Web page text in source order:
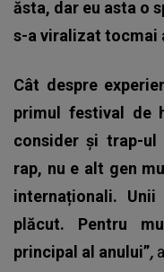
ăsta, dar eu asta o
s-a viralizat tocmai
Cât despre
primul festival de
consider și trap-
rap, nu e alt gen
internaționali.
plăcut. Pentru
principal al anului”,